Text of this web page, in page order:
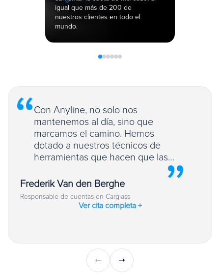
igual que más de 200 de
nuestros clientes en todo el
mundo.
Con Anyline, no solo nos
mantenemos al día, sino que
marcamos el camino. Hemos
dotado a nuestros técnicos de
herramientas que hacen que las
inspecciones sean más inteligentes
y que nuestro servicio sea más
transparente y eficiente que nunca.
Frederik Van den Berghe
Responsable de cuentas en Carglass
Ver cita completa +
Con Anyline, no solo nos mantenemos
al día, sino que marcamos el camino.
Hemos dotado a nuestros técnicos de
herramientas que hacen que las
inspecciones sean más inteligentes y
que nuestro servicio sea más
transparente y eficiente que nunca.